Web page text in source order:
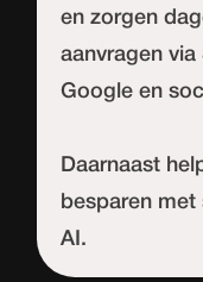
en zorgen
aanvragen
Google en
Daarnaast
besparen
AI.